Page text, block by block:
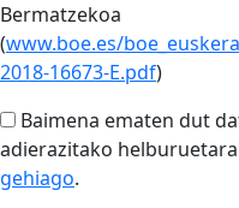
Bermatzekoa
(www.boe.es/
2018-16673-E.pdf)
Baimena ematen dut
adierazitako
gehiago.